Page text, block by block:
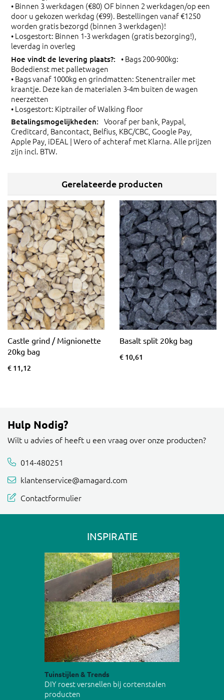
• Binnen 3 werkdagen (€80) OF binnen 2 werkdagen/op een
door u gekozen werkdag (€99). Bestellingen vanaf €1250
worden gratis bezorgd (binnen 3 werkdagen)!
• Losgestort: Binnen 1-3 werkdagen (gratis bezorging!),
leverdag in overleg
• Bags 200-900kg:
Bodedienst met palletwagen
• Bags vanaf 1000kg en grindmatten: Stenentrailer met
kraantje. Deze kan de materialen 3-4m buiten de wagen
neerzetten
• Losgestort: Kiptrailer of Walking floor
Vooraf per bank, Paypal,
Creditcard, Bancontact, Belfius, KBC/CBC, Google Pay,
Apple Pay, iDEAL | Wero of achteraf met Klarna. Alle prijzen
zijn incl. BTW.
Gerelateerde producten
Castle grind / Mignionette
20kg bag
€ 11,12
Basalt split 20kg bag
€ 10,61
Hulp Nodig?
Wilt u advies of heeft u een vraag over onze producten?
014-480251
klantenservice@amagard.com
Contactformulier
INSPIRATIE
Tuinstijlen & Trends
DIY roest versnellen bij cortenstalen
producten